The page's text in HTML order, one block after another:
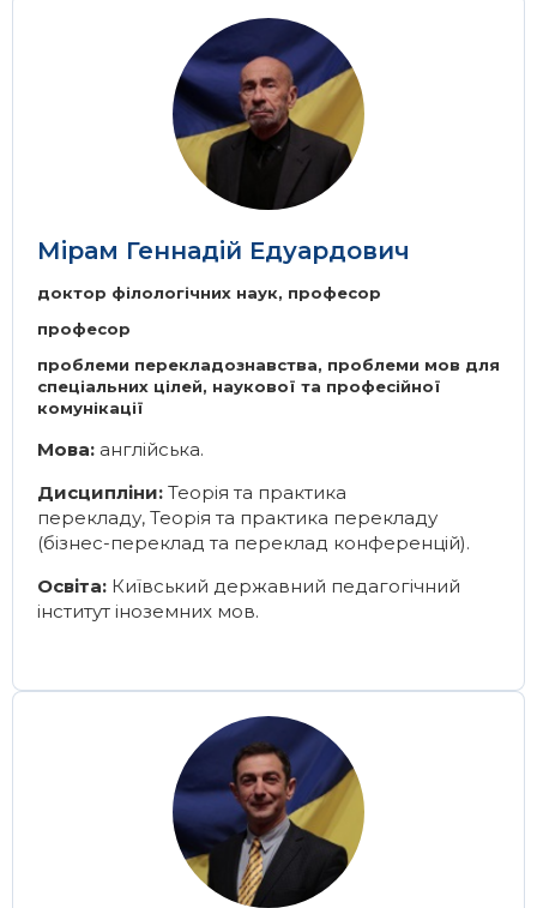
Image
Мірам Геннадій Едуардович
доктор філологічних наук, професор
професор
проблеми перекладознавства, проблеми мов для
спеціальних цілей, наукової та професійної
комунікації
Мова: англійська.
Дисципліни: Теорія та практика
перекладу, Теорія та практика перекладу
(бізнес-переклад та переклад конференцій).
Освіта: Київський державний педагогічний
інститут іноземних мов.
Image